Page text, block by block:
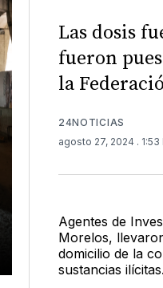
Las dosis
fueron
la
24NOTICIAS
agosto 27, 2024 . 1:53
Agentes de
Morelos,
domicilio de la
sustancias ilícitas.